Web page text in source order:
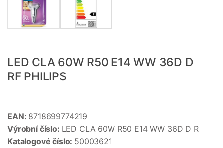
LED CLA 60W R50 E14 WW 36D D
RF PHILIPS
EAN: 8718699774219
Výrobní číslo: LED CLA 60W R50 E14 WW 36D D R
Katalogové číslo: 50003621